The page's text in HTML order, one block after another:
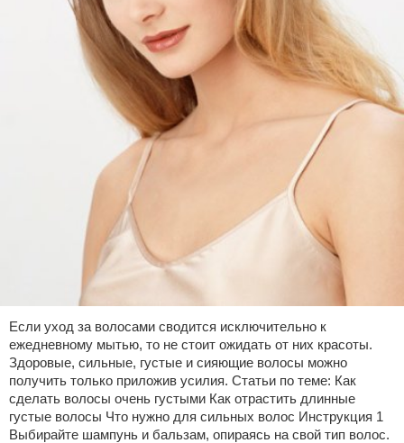
Если уход за волосами сводится исключительно к
ежедневному мытью, то не стоит ожидать от них красоты.
Здоровые, сильные, густые и сияющие волосы можно
получить только приложив усилия. Статьи по теме: Как
сделать волосы очень густыми Как отрастить длинные
густые волосы Что нужно для сильных волос Инструкция 1
Выбирайте шампунь и бальзам, опираясь на свой тип волос.